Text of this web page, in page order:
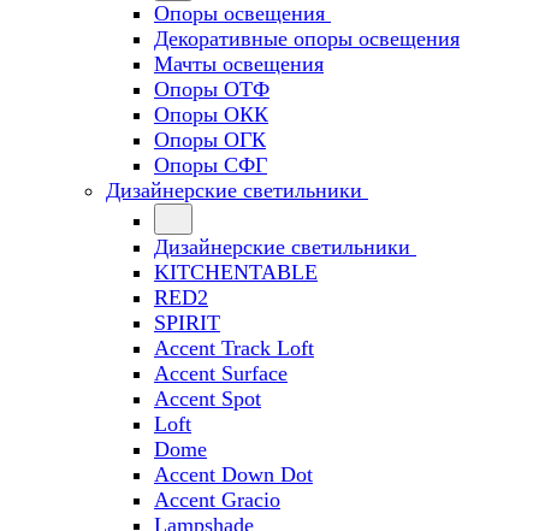
Опоры освещения
Декоративные опоры освещения
Мачты освещения
Опоры ОТФ
Опоры ОКК
Опоры ОГК
Опоры СФГ
Дизайнерские светильники
Дизайнерские светильники
KITCHENTABLE
RED2
SPIRIT
Accent Track Loft
Accent Surface
Accent Spot
Loft
Dome
Accent Down Dot
Accent Gracio
Lampshade